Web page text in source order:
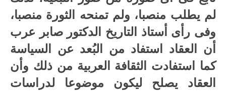
لم يطلب منصبا، ولم تمنحه الثورة منصبا،
وفى رأى أستاذ التاريخ الدكتور صابر عرب
أن العقاد استفاد من البُعد عن السياسة
كما استفادت الثقافة العربية من ذلك وأن
العقاد يصلح ليكون موضوعا لدراسات